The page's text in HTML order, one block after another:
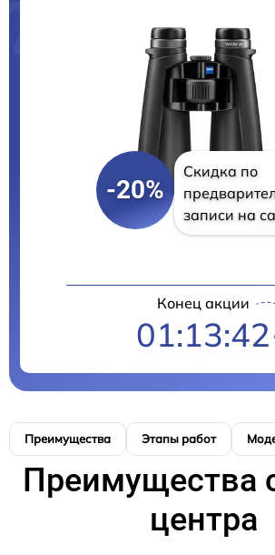
-20%
Скидка по
записи на
Конец акции
01:13:41
Преимущества Этапы работ
Преимущества
центра